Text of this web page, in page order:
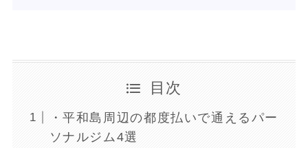
目次
・平和島周辺の都度払いで通えるパー
ソナルジム4選